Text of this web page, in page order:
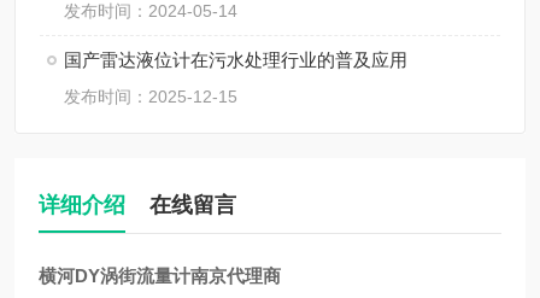
发布时间：2024-05-14
国产雷达液位计在污水处理行业的普及应用
发布时间：2025-12-15
详细介绍 在线留言
横河DY涡街流量计南京代理商